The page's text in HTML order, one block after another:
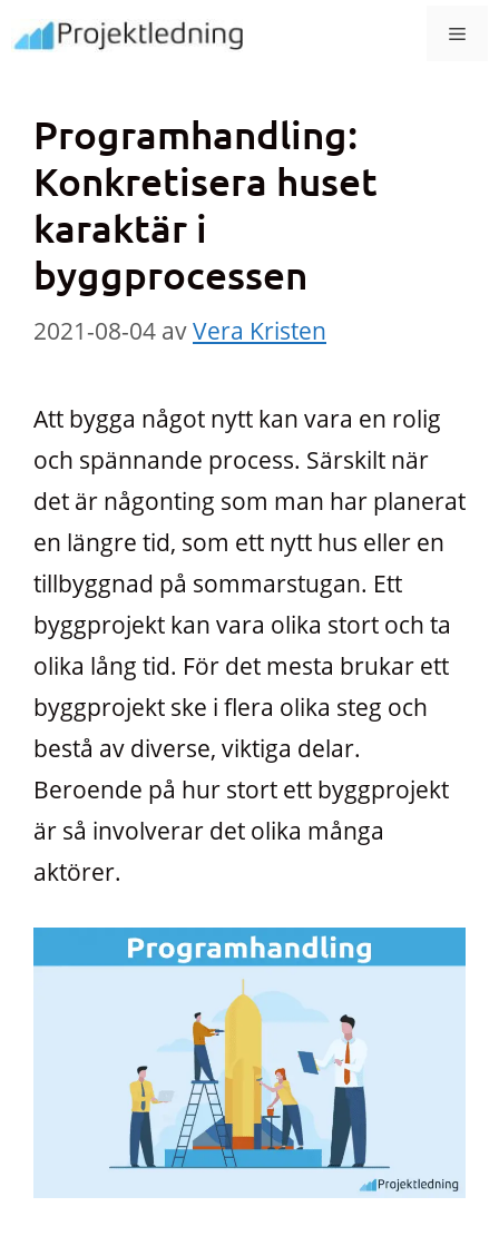
Hoppa
till
Programhandling:
Konkretisera huset
karaktär i
byggprocessen
2021-08-04 avVera Kristen
Att bygga något nytt kan vara en rolig
och spännande process. Särskilt när
det är någonting som man har planerat
en längre tid, som ett nytt hus eller en
tillbyggnad på sommarstugan. Ett
byggprojekt kan vara olika stort och ta
olika lång tid. För det mesta brukar ett
byggprojekt ske i flera olika steg och
bestå av diverse, viktiga delar.
Beroende på hur stort ett byggprojekt
är så involverar det olika många
aktörer.